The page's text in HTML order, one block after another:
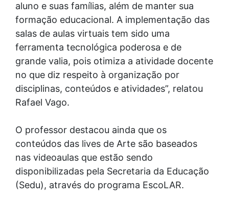
aluno e suas famílias, além de manter sua
formação educacional. A implementação das
salas de aulas virtuais tem sido uma
ferramenta tecnológica poderosa e de
grande valia, pois otimiza a atividade docente
no que diz respeito à organização por
disciplinas, conteúdos e atividades”, relatou
Rafael Vago.
O professor destacou ainda que os
conteúdos das lives de Arte são baseados
nas videoaulas que estão sendo
disponibilizadas pela Secretaria da Educação
(Sedu), através do programa EscoLAR.